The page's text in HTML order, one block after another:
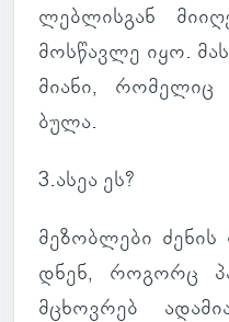
ლებ­ლის­გან
მოს­წავლე იყო.
მი­ანი,
ბულა.
3.ასეა ეს?
მე­ზობ­ლები
დნენ, რო­გორც
მცხოვ­რებ